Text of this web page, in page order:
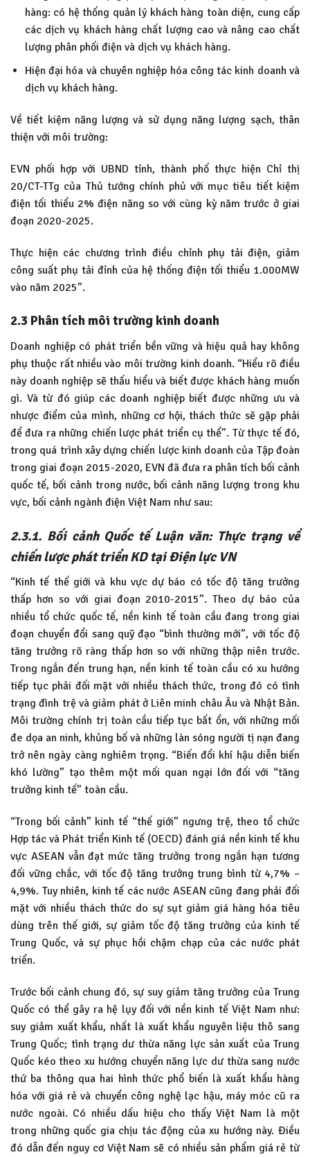
hàng: có hệ thống quản lý khách hàng toàn diện, cung cấp
các dịch vụ khách hàng chất lượng cao và nâng cao chất
lượng phân phối điện và dịch vụ khách hàng.
Hiện đại hóa và chuyên nghiệp hóa công tác kinh doanh và
dịch vụ khách hàng.
Về tiết kiệm năng lượng và sử dụng năng lượng sạch, thân
thiện với môi trường:
EVN phối hợp với UBND tỉnh, thành phố thực hiện Chỉ thị
20/CT-TTg của Thủ tướng chính phủ với mục tiêu tiết kiệm
điện tối thiểu 2% điện năng so với cùng kỳ năm trước ở giai
đoạn 2020-2025.
Thực hiện các chương trình điều chỉnh phụ tải điện, giảm
công suất phụ tải đỉnh của hệ thống điện tối thiểu 1.000MW
vào năm 2025”.
2.3 Phân tích môi trường kinh doanh
Doanh nghiệp có phát triển bền vững và hiệu quả hay không
phụ thuộc rất nhiều vào môi trường kinh doanh. “Hiểu rõ điều
này doanh nghiệp sẽ thấu hiểu và biết được khách hàng muốn
gì. Và từ đó giúp các doanh nghiệp biết được những ưu và
nhược điểm của mình, những cơ hội, thách thức sẽ gặp phải
để đưa ra những chiến lược phát triển cụ thể”. Từ thực tế đó,
trong quá trình xây dựng chiến lược kinh doanh của Tập đoàn
trong giai đoạn 2015-2020, EVN đã đưa ra phân tích bối cảnh
quốc tế, bối cảnh trong nước, bối cảnh năng lượng trong khu
vực, bối cảnh ngành điện Việt Nam như sau:
2.3.1. Bối cảnh Quốc tế Luận văn: Thực trạng về
chiến lược phát triển KD tại Điện lực VN
“Kinh tế thế giới và khu vực dự báo có tốc độ tăng trưởng
thấp hơn so với giai đoạn 2010-2015”. Theo dự báo của
nhiều tổ chức quốc tế, nền kinh tế toàn cầu đang trong giai
đoạn chuyển đổi sang quỹ đạo “bình thường mới”, với tốc độ
tăng trưởng rõ ràng thấp hơn so với những thập niên trước.
Trong ngắn đến trung hạn, nền kinh tế toàn cầu có xu hướng
tiếp tục phải đối mặt với nhiều thách thức, trong đó có tình
trạng đình trệ và giảm phát ở Liên minh châu Âu và Nhật Bản.
Môi trường chính trị toàn cầu tiếp tục bất ổn, với những mối
đe dọa an ninh, khủng bố và những làn sóng người tị nạn đang
trở nên ngày càng nghiêm trọng. “Biến đổi khí hậu diễn biến
khó lường” tạo thêm một mối quan ngại lớn đối với “tăng
trưởng kinh tế” toàn cầu.
“Trong bối cảnh” kinh tế “thế giới” ngưng trệ, theo tổ chức
Hợp tác và Phát triển Kinh tế (OECD) đánh giá nền kinh tế khu
vực ASEAN vẫn đạt mức tăng trưởng trong ngắn hạn tương
đối vững chắc, với tốc độ tăng trưởng trung bình từ 4,7% –
4,9%. Tuy nhiên, kinh tế các nước ASEAN cũng đang phải đối
mặt với nhiều thách thức do sự sụt giảm giá hàng hóa tiêu
dùng trên thế giới, sự giảm tốc độ tăng trưởng của kinh tế
Trung Quốc, và sự phục hồi chậm chạp của các nước phát
triển.
Trước bối cảnh chung đó, sự suy giảm tăng trưởng của Trung
Quốc có thể gây ra hệ lụy đối với nền kinh tế Việt Nam như:
suy giảm xuất khẩu, nhất là xuất khẩu nguyên liệu thô sang
Trung Quốc; tình trạng dư thừa năng lực sản xuất của Trung
Quốc kéo theo xu hướng chuyển năng lực dư thừa sang nước
thứ ba thông qua hai hình thức phổ biến là xuất khẩu hàng
hóa với giá rẻ và chuyển công nghệ lạc hậu, máy móc cũ ra
nước ngoài. Có nhiều dấu hiệu cho thấy Việt Nam là một
trong những quốc gia chịu tác động của xu hướng này. Điều
đó dẫn đến nguy cơ Việt Nam sẽ có nhiều sản phẩm giá rẻ từ